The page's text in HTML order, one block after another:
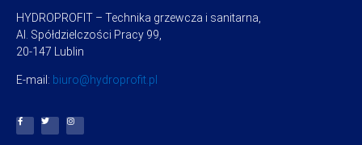
HYDROPROFIT – Technika grzewcza i sanitarna,
Al. Spółdzielczości Pracy 99,
20-147 Lublin
E-mail: biuro@hydroprofit.pl